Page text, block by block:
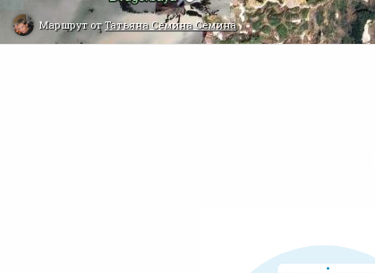
Маршрут отТатьяна Семина Семина